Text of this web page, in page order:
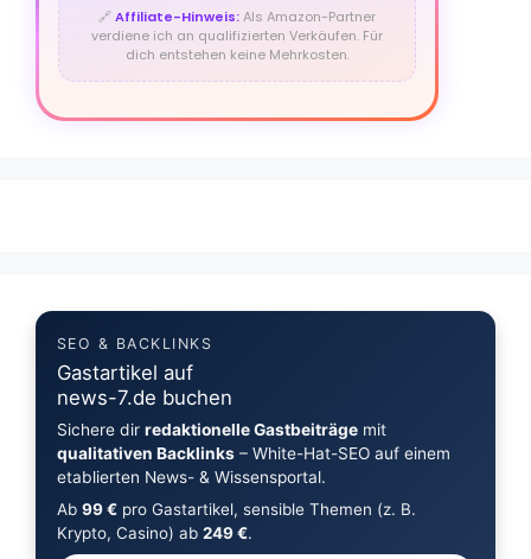
🔗Affiliate-Hinweis:Als Amazon-Partner
verdiene ich an qualifizierten Verkäufen. Für
dich entstehen keine Mehrkosten.
SEO & BACKLINKS
Gastartikel auf
news-7.de buchen
Sichere dir redaktionelle Gastbeiträgemit
qualitativen Backlinks– White-Hat-SEO auf einem
etablierten News- & Wissensportal.
Ab 99 €pro Gastartikel, sensible Themen (z. B.
Krypto, Casino) ab 249 €.